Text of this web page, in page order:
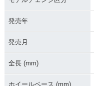
発売年
発売月
全長 (mm)
ホイールベース (mm)